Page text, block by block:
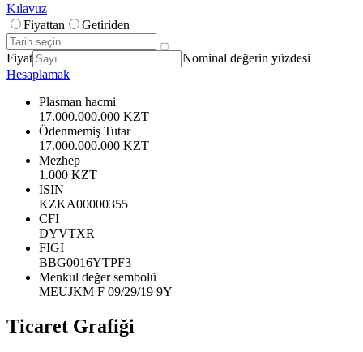
Kılavuz
Fiyattan
Getiriden
Fiyat
Nominal değerin yüzdesi
Hesaplamak
Plasman hacmi
17.000.000.000 KZT
Ödenmemiş Tutar
17.000.000.000 KZT
Mezhep
1.000 KZT
ISIN
KZKA00000355
CFI
DYVTXR
FIGI
BBG0016YTPF3
Menkul değer sembolü
MEUJKM F 09/29/19 9Y
Ticaret Grafiği